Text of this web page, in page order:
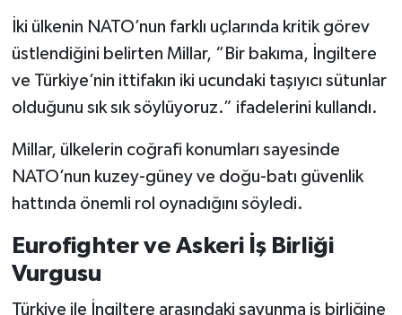
İki ülkenin NATO’nun farklı uçlarında kritik görev
üstlendiğini belirten Millar, “Bir bakıma, İngiltere
ve Türkiye’nin ittifakın iki ucundaki taşıyıcı sütunlar
olduğunu sık sık söylüyoruz.” ifadelerini kullandı.
Millar, ülkelerin coğrafi konumları sayesinde
NATO’nun kuzey-güney ve doğu-batı güvenlik
hattında önemli rol oynadığını söyledi.
Eurofighter ve Askeri İş Birliği
Vurgusu
Türkiye ile İngiltere arasındaki savunma iş birliğine